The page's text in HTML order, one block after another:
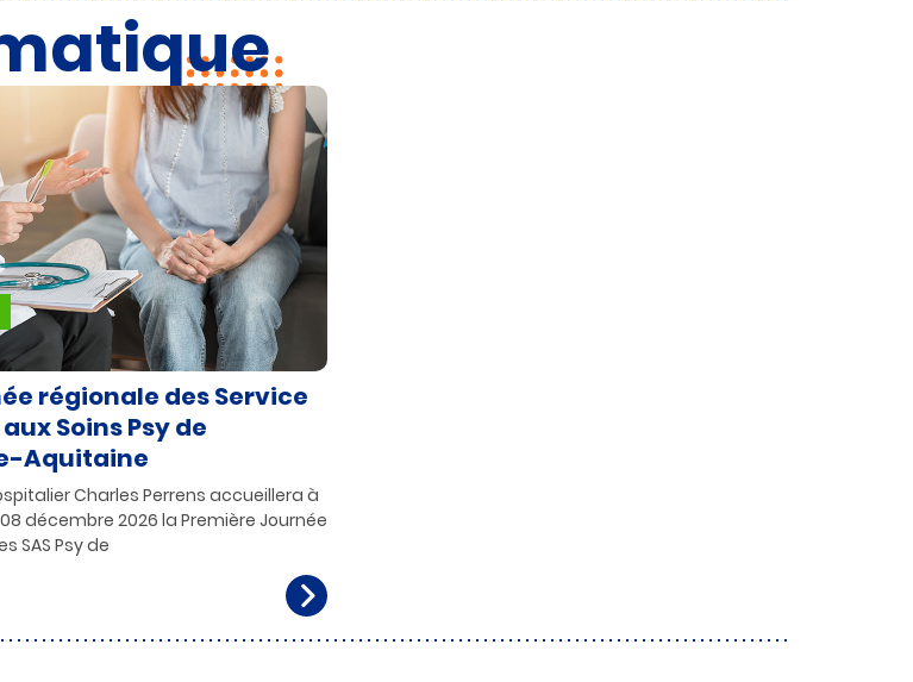
régionale des Service
Soins Psy de
Aquitaine
Charles Perrens accueillera à
décembre 2026 la Première Journée
SAS Psy de